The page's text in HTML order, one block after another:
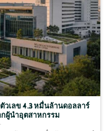
วเลข 4.3 หมื่นล้านดอลลาร์
กผู้นำอุตสาหกรรม